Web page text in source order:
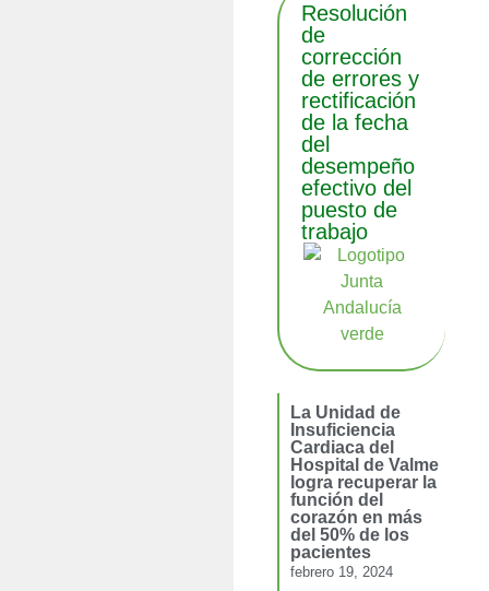
Resolución
de
corrección
de errores y
rectificación
de la fecha
del
desempeño
efectivo del
puesto de
trabajo
La Unidad de
Insuficiencia
Cardiaca del
Hospital de Valme
logra recuperar la
función del
corazón en más
del 50% de los
pacientes
febrero 19, 2024